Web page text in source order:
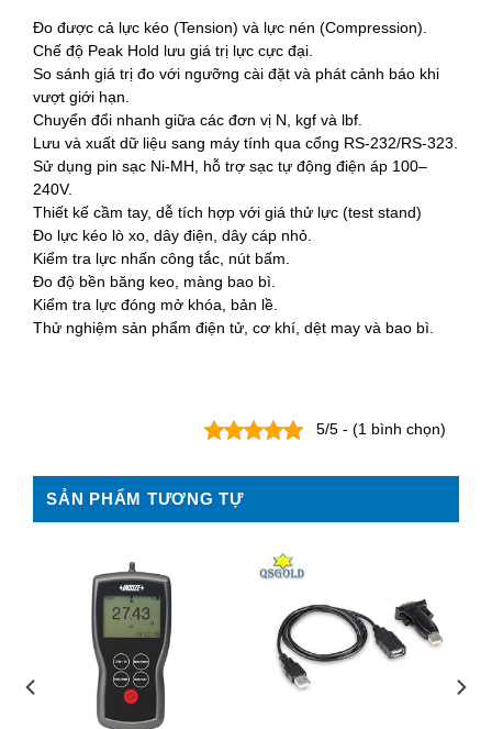
Đo được cả lực kéo (Tension) và lực nén (Compression).
Chế độ Peak Hold lưu giá trị lực cực đại.
So sánh giá trị đo với ngưỡng cài đặt và phát cảnh báo khi
vượt giới hạn.
Chuyển đổi nhanh giữa các đơn vị N, kgf và lbf.
Lưu và xuất dữ liệu sang máy tính qua cổng RS-232/RS-323.
Sử dụng pin sạc Ni-MH, hỗ trợ sạc tự động điện áp 100–
240V.
Thiết kế cầm tay, dễ tích hợp với giá thử lực (test stand)
Đo lực kéo lò xo, dây điện, dây cáp nhỏ.
Kiểm tra lực nhấn công tắc, nút bấm.
Đo độ bền băng keo, màng bao bì.
Kiểm tra lực đóng mở khóa, bản lề.
Thử nghiệm sản phẩm điện tử, cơ khí, dệt may và bao bì.
5/5 - (1 bình chọn)
SẢN PHẨM TƯƠNG TỰ